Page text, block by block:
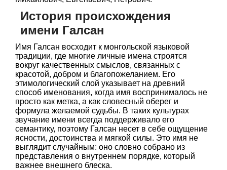
История происхождения
имени Галсан
Имя Галсан восходит к монгольской языковой
традиции, где многие личные имена строятся
вокруг качественных смыслов, связанных с
красотой, добром и благопожеланием. Его
этимологический слой указывает на древний
способ именования, когда имя воспринималось не
просто как метка, а как словесный оберег и
формула желаемой судьбы. В таких культурах
звучание имени всегда поддерживало его
семантику, поэтому Галсан несет в себе ощущение
ясности, достоинства и мягкой силы. Это имя не
выглядит случайным: оно словно собрано из
представления о внутреннем порядке, который
важнее внешнего блеска.